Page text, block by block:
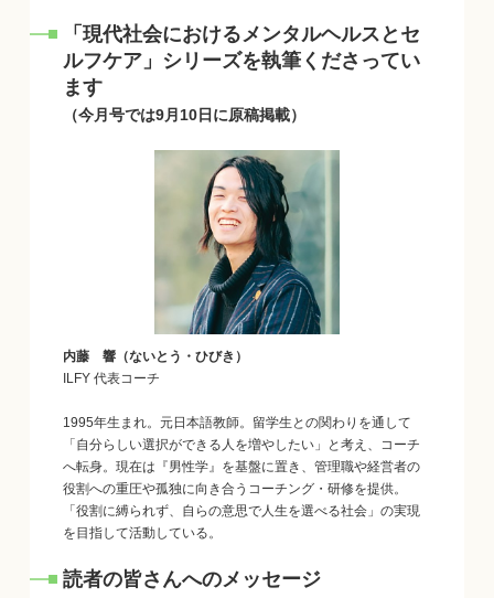
「現代社会におけるメンタルヘルスとセ
ルフケア」シリーズを執筆くださってい
ます
（今月号では9月10日に原稿掲載）
内藤 響（ないとう・ひびき）
ILFY 代表コーチ
1995年生まれ。元日本語教師。留学生との関わりを通して
「自分らしい選択ができる人を増やしたい」と考え、コーチ
へ転身。現在は『男性学』を基盤に置き、管理職や経営者の
役割への重圧や孤独に向き合うコーチング・研修を提供。
「役割に縛られず、自らの意思で人生を選べる社会」の実現
を目指して活動している。
読者の皆さんへのメッセージ